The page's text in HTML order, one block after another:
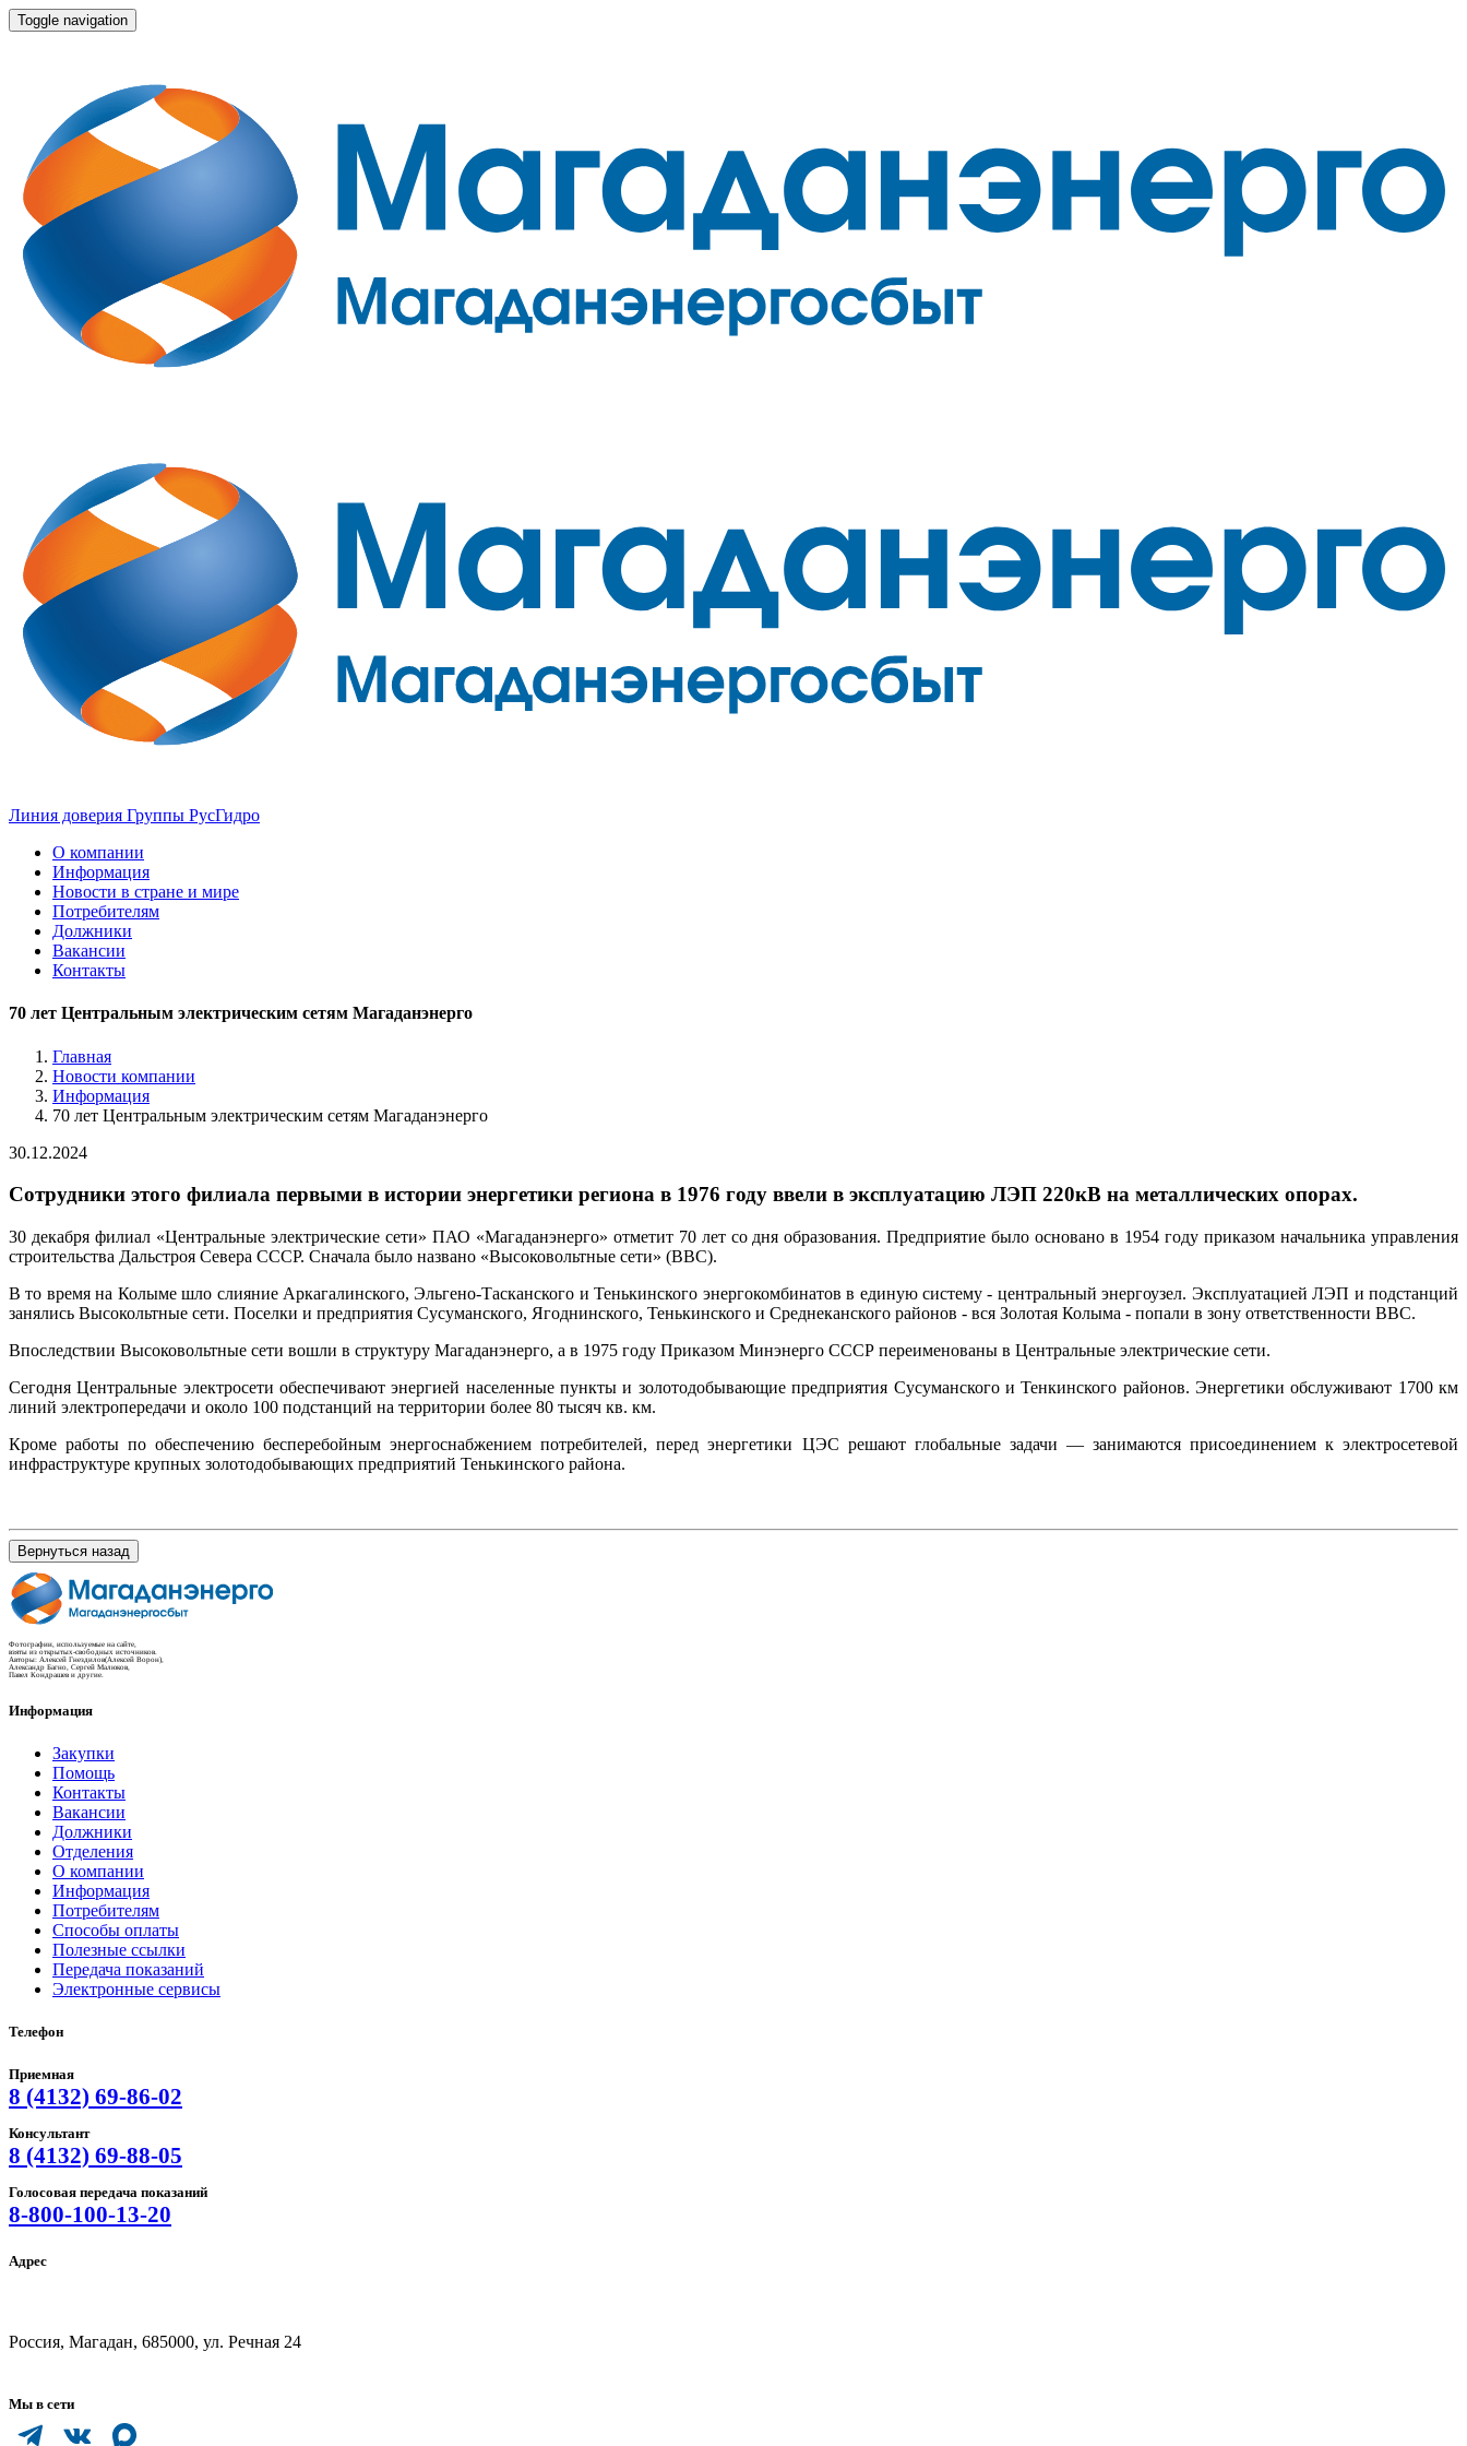
Toggle navigation
Линия доверия Группы РусГидро
О компании
Информация
Новости в стране и мире
Потребителям
Должники
Вакансии
Контакты
70 лет Центральным электрическим сетям Магаданэнерго
Главная
Новости компании
Информация
70 лет Центральным электрическим сетям Магаданэнерго
30.12.2024
Сотрудники этого филиала первыми в истории энергетики региона в 1976 году ввели в эксплуатацию ЛЭП 220кВ на металлических опорах.
30 декабря филиал «Центральные электрические сети» ПАО «Магаданэнерго» отметит 70 лет со дня образования. Предприятие было основано в 1954 году приказом начальника управления
строительства Дальстроя Севера СССР. Сначала было названо «Высоковольтные сети» (ВВС).
В то время на Колыме шло слияние Аркагалинского, Эльгено-Тасканского и Тенькинского энергокомбинатов в единую систему - центральный энергоузел. Эксплуатацией ЛЭП и подстанций
занялись Высокольтные сети. Поселки и предприятия Сусуманского, Ягоднинского, Тенькинского и Среднеканского районов - вся Золотая Колыма - попали в зону ответственности ВВС.
Впоследствии Высоковольтные сети вошли в структуру Магаданэнерго, а в 1975 году Приказом Минэнерго СССР переименованы в Центральные электрические сети.
Сегодня Центральные электросети обеспечивают энергией населенные пункты и золотодобывающие предприятия Сусуманского и Тенкинского районов. Энергетики обслуживают 1700 км
линий электропередачи и около 100 подстанций на территории более 80 тысяч кв. км.
Кроме работы по обеспечению бесперебойным энергоснабжением потребителей, перед энергетики ЦЭС решают глобальные задачи — занимаются присоединением к электросетевой
инфраструктуре крупных золотодобывающих предприятий Тенькинского района.
Вернуться назад
Фотографии, используемые на сайте,
взяты из открытых-свободных источников.
Авторы: Алексей Гнездилов(Алексей Ворон),
Александр Багно, Сергей Малюков,
Павел Кондрашев и другие.
Информация
Закупки
Помощь
Контакты
Вакансии
Должники
Отделения
О компании
Информация
Потребителям
Способы оплаты
Полезные ссылки
Передача показаний
Электронные сервисы
Телефон
Приемная
8 (4132) 69-86-02
Консультант
8 (4132) 69-88-05
Голосовая передача показаний
8-800-100-13-20
Адрес
Россия, Магадан, 685000, ул. Речная 24
Мы в сети